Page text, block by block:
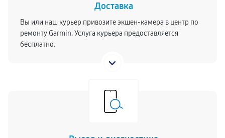
Доставка
Вы или наш курьер привозите экшен-камера в центр по
ремонту Garmin. Услуга курьера предоставляется
бесплатно.